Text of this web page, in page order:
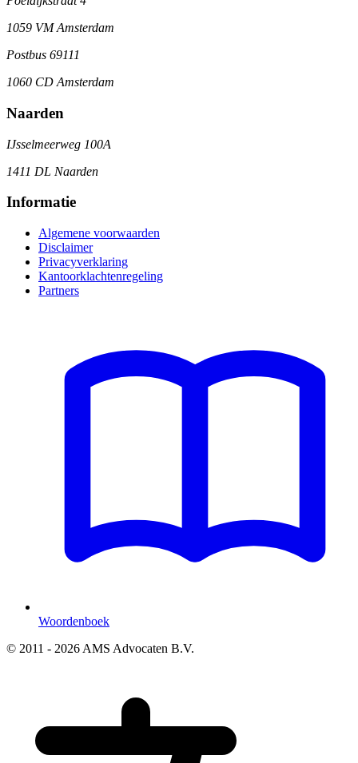
1059 VM Amsterdam
Postbus 69111
1060 CD Amsterdam
Naarden
IJsselmeerweg 100A
1411 DL Naarden
Informatie
Algemene voorwaarden
Disclaimer
Privacyverklaring
Kantoorklachtenregeling
Partners
Woordenboek
© 2011 - 2026 AMS Advocaten B.V.